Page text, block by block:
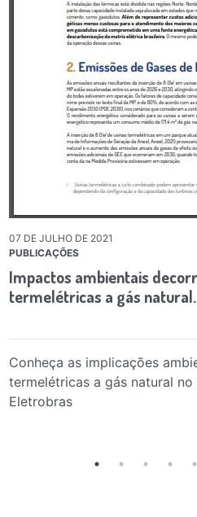
07 DE JULHO DE 2021
PUBLICAÇÕES
Impactos ambientais
termelétricas a gás
Conheça as implicações
termelétricas a gás natural
Eletrobras